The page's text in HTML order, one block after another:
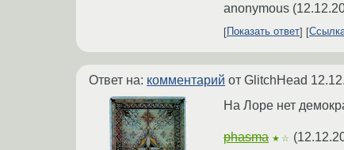
anonymous (
Показать ответ
Ответ на: комментарий от GlitchHead
На Лоре нет
phasma ★☆ (